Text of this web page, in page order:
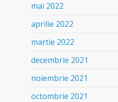
mai 2022
aprilie 2022
martie 2022
decembrie 2021
noiembrie 2021
octombrie 2021